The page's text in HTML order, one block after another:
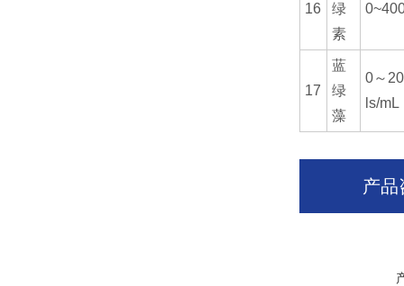
16
绿
素
17
蓝
绿
藻
0～
ls/mL
产品